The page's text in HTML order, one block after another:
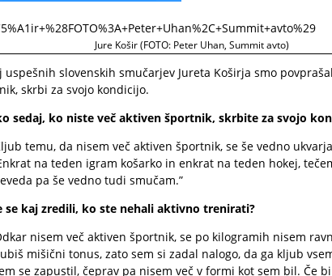
Jure Košir (FOTO: Peter Uhan, Summit avto)
uspešnih slovenskih smučarjev Jureta Koširja smo
skrbi za svojo kondicijo.
sedaj, ko niste več aktiven športnik, skrbite za svojo
temu, da nisem več aktiven športnik, se še vedno
na teden igram košarko in enkrat na teden hokej,
pa še vedno tudi smučam.”
se kaj zredili, ko ste nehali aktivno trenirati?
nisem več aktiven športnik, se po kilogramih nisem
mišični tonus, zato sem si zadal nalogo, da ga kljub
se zapustil, čeprav pa nisem več v formi kot sem bil. Če